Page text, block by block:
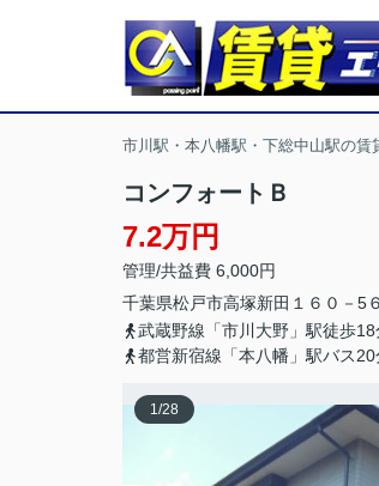
市川駅・本八幡駅・下総中山駅の
コンフォートＢ
7.2万円
管理/共益費 6,000円
千葉県松戸市高塚新田 １６０－5６
武蔵野線「市川大野」駅徒歩18
都営新宿線「本八幡」駅バス
1/28